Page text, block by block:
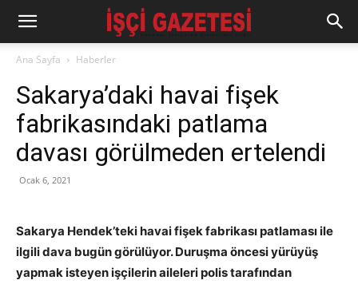
Ana Sayfa Haberler
Sakarya’daki havai fişek
fabrikasındaki patlama
davası görülmeden ertelendi
Ocak 6, 2021
Sakarya Hendek’teki havai fişek fabrikası patlaması ile
ilgili dava bugün görülüyor. Duruşma öncesi yürüyüş
yapmak isteyen işçilerin aileleri polis tarafından